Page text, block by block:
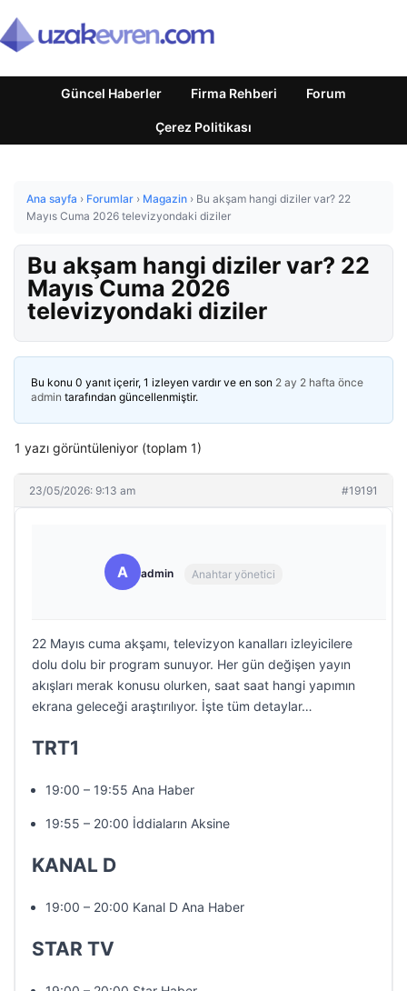
Güncel Haberler Firma Rehberi Forum
Çerez Politikası
Ana sayfa › Forumlar › Magazin › Bu akşam hangi diziler var? 22
Mayıs Cuma 2026 televizyondaki diziler
Bu akşam hangi diziler var? 22
Mayıs Cuma 2026
televizyondaki diziler
Bu konu 0 yanıt içerir, 1 izleyen vardır ve en son 2 ay 2 hafta önce
admin tarafından güncellenmiştir.
1 yazı görüntüleniyor (toplam 1)
23/05/2026: 9:13 am #19191
A admin Anahtar yönetici
22 Mayıs cuma akşamı, televizyon kanalları izleyicilere
dolu dolu bir program sunuyor. Her gün değişen yayın
akışları merak konusu olurken, saat saat hangi yapımın
ekrana geleceği araştırılıyor. İşte tüm detaylar…
TRT1
19:00 – 19:55 Ana Haber
19:55 – 20:00 İddiaların Aksine
KANAL D
19:00 – 20:00 Kanal D Ana Haber
STAR TV